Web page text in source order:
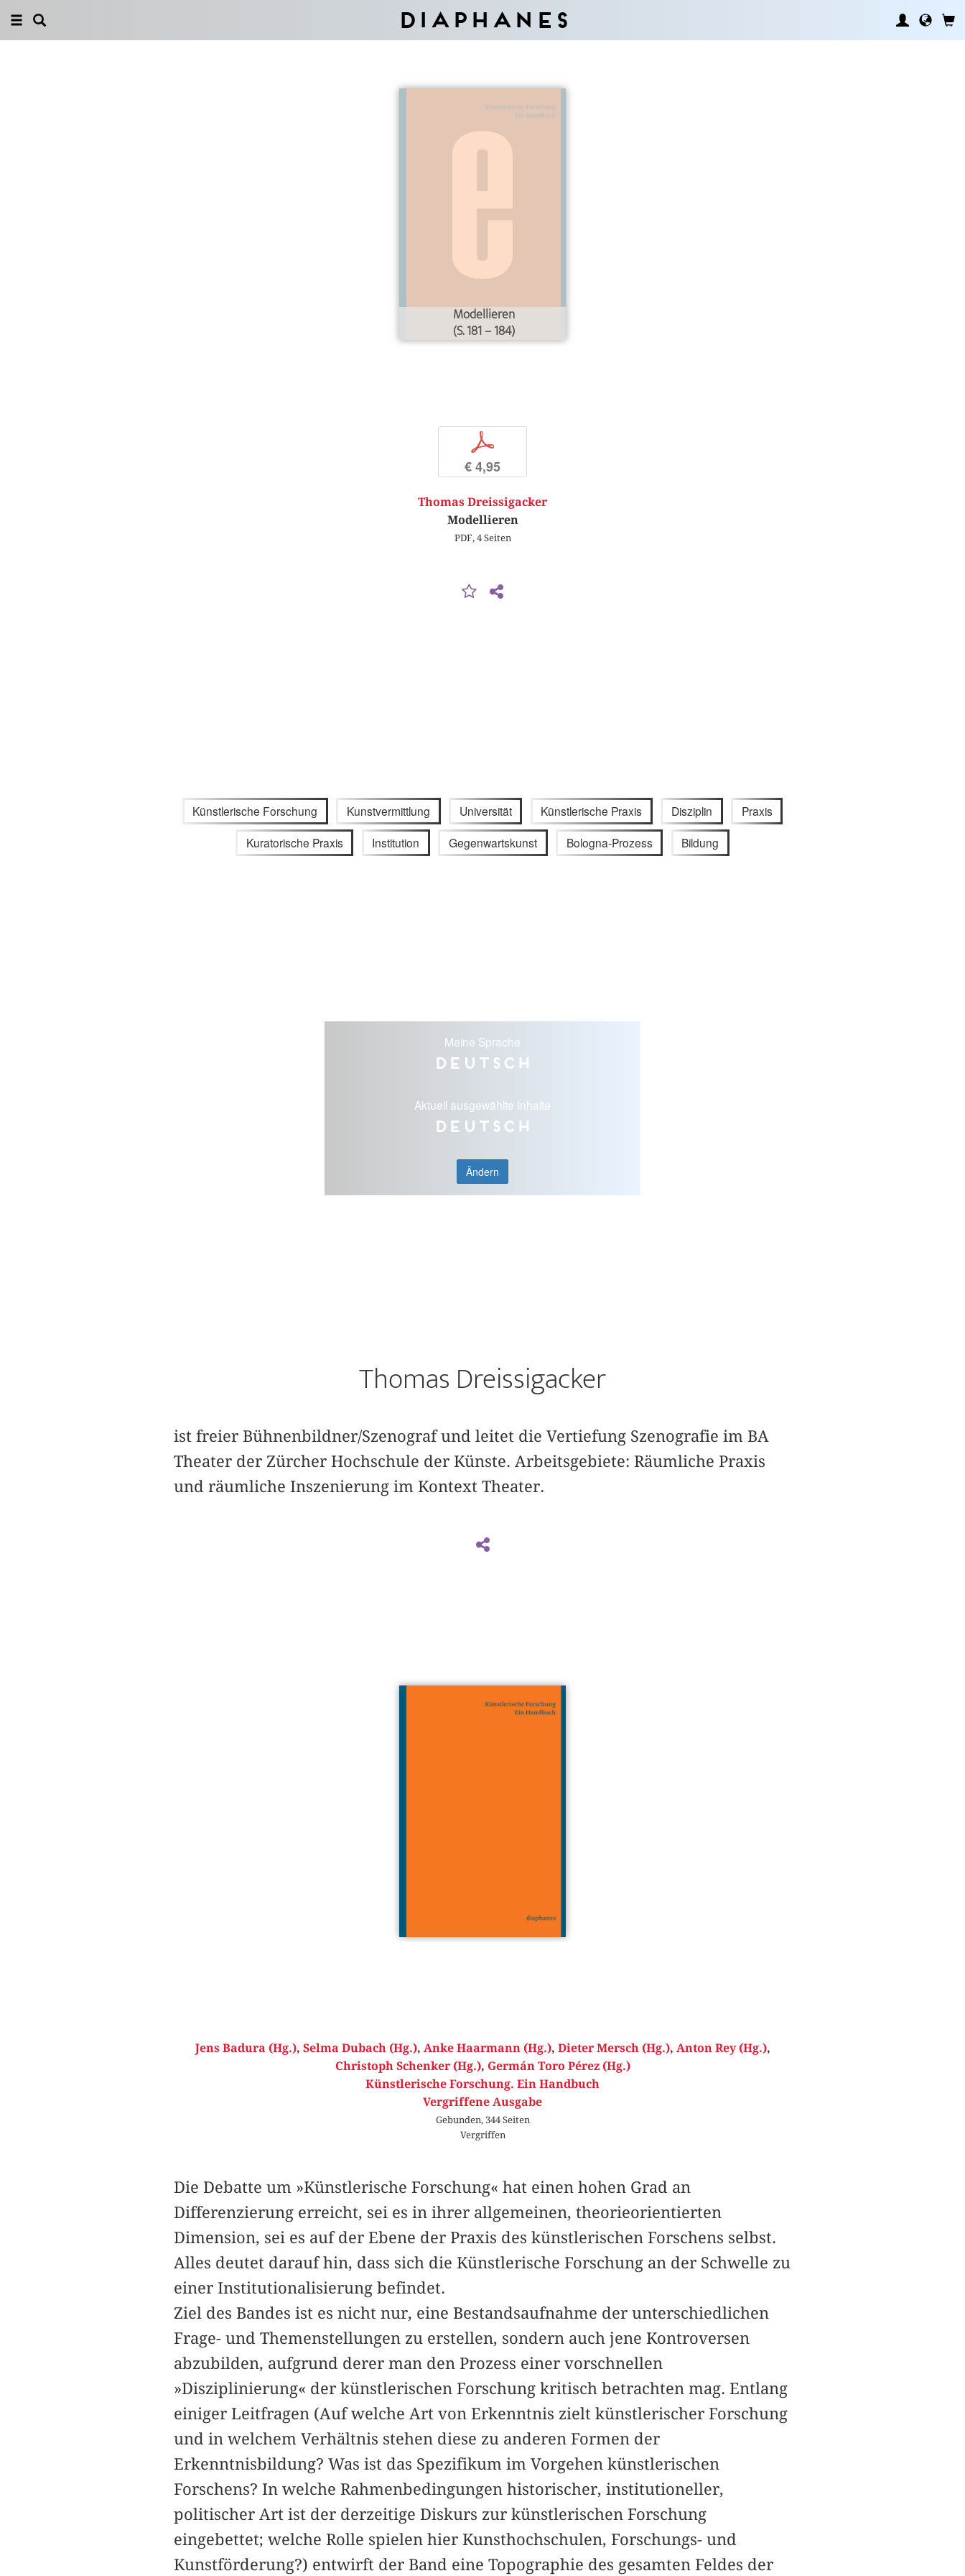
Diaphanes
Modellieren
(S. 181 – 184)
p
€ 4,95
Thomas Dreissigacker
Modellieren
PDF, 4 Seiten
Künstlerische Forschung Kunstvermittlung Universität Künstlerische Praxis Disziplin Praxis
Kuratorische Praxis Institution Gegenwartskunst Bologna-Prozess Bildung
Meine Sprache
Deutsch
Aktuell ausgewählte Inhalte
Deutsch
Ändern
Thomas Dreissigacker
ist freier Bühnenbildner/Szenograf und leitet die Vertiefung Szenografie im BA
Theater der Zürcher Hochschule der Künste. Arbeitsgebiete: Räumliche Praxis
und räumliche Inszenierung im Kontext Theater.
Jens Badura (Hg.), Selma Dubach (Hg.), Anke Haarmann (Hg.), Dieter Mersch (Hg.), Anton Rey (Hg.),
Christoph Schenker (Hg.), Germán Toro Pérez (Hg.)
Künstlerische Forschung. Ein Handbuch
Vergriffene Ausgabe
Gebunden, 344 Seiten
Vergriffen
Die Debatte um »Künstlerische Forschung« hat einen hohen Grad an
Differenzierung erreicht, sei es in ihrer allgemeinen, theorieorientierten
Dimension, sei es auf der Ebene der Praxis des künstlerischen Forschens selbst.
Alles deutet darauf hin, dass sich die Künstlerische Forschung an der Schwelle zu
einer Institutionalisierung befindet.
Ziel des Bandes ist es nicht nur, eine Bestandsaufnahme der unterschiedlichen
Frage- und Themenstellungen zu erstellen, sondern auch jene Kontroversen
abzubilden, aufgrund derer man den Prozess einer vorschnellen
»Disziplinierung« der künstlerischen Forschung kritisch betrachten mag. Entlang
einiger Leitfragen (Auf welche Art von Erkenntnis zielt künstlerischer Forschung
und in welchem Verhältnis stehen diese zu anderen Formen der
Erkenntnisbildung? Was ist das Spezifikum im Vorgehen künstlerischen
Forschens? In welche Rahmenbedingungen historischer, institutioneller,
politischer Art ist der derzeitige Diskurs zur künstlerischen Forschung
eingebettet; welche Rolle spielen hier Kunsthochschulen, Forschungs- und
Kunstförderung?) entwirft der Band eine Topographie des gesamten Feldes der